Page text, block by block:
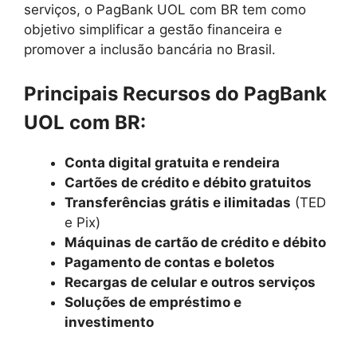
serviços, o PagBank UOL com BR tem como
objetivo simplificar a gestão financeira e
promover a inclusão bancária no Brasil.
Principais Recursos do PagBank
UOL com BR:
Conta digital gratuita e rendeira
Cartões de crédito e débito gratuitos
Transferências grátis e ilimitadas (TED
e Pix)
Máquinas de cartão de crédito e débito
Pagamento de contas e boletos
Recargas de celular e outros serviços
Soluções de empréstimo e
investimento